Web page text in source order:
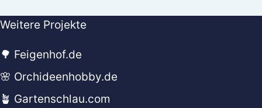
Weitere Projekte
🌳 Feigenhof.de
🌸 Orchideenhobby.de
🪴 Gartenschlau.com